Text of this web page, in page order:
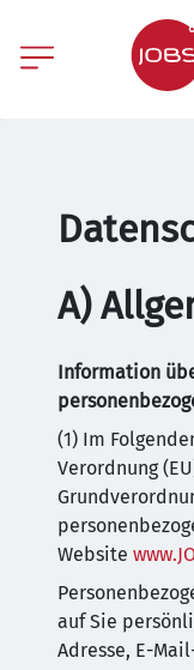
A)
Information
(1) Im
Verordnung
Website
auf Sie
Adresse, E-